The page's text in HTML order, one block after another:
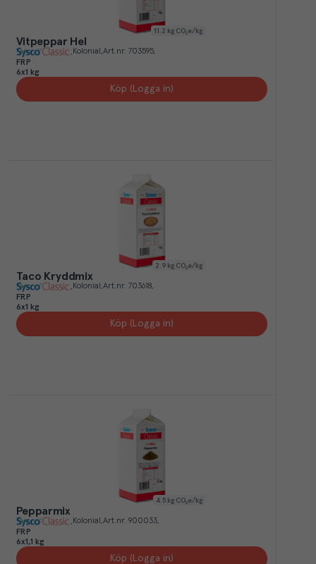
11.2 kg CO₂e/kg
Vitpeppar Hel
Kolonial Art.nr. 703595
FRP
6x1 kg
Köp (Logga in)
2.9 kg CO₂e/kg
Taco Kryddmix
Kolonial Art.nr. 703618
FRP
6x1 kg
Köp (Logga in)
4.5 kg CO₂e/kg
Pepparmix
Kolonial Art.nr. 900033
FRP
6x1,1 kg
Köp (Logga in)